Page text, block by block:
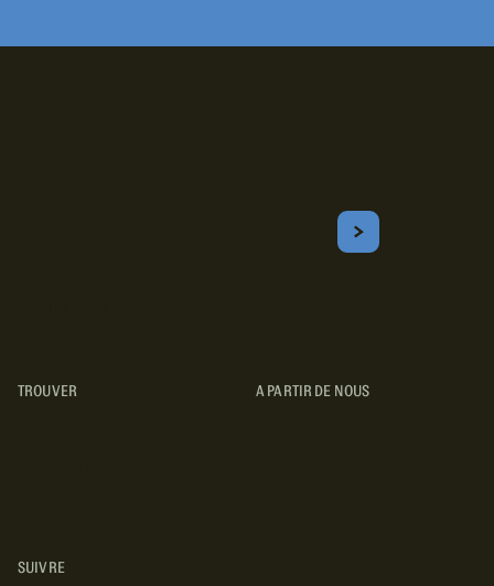
S'ABONNER
SUIVRE
TROUVER
A PARTIR DE NOUS